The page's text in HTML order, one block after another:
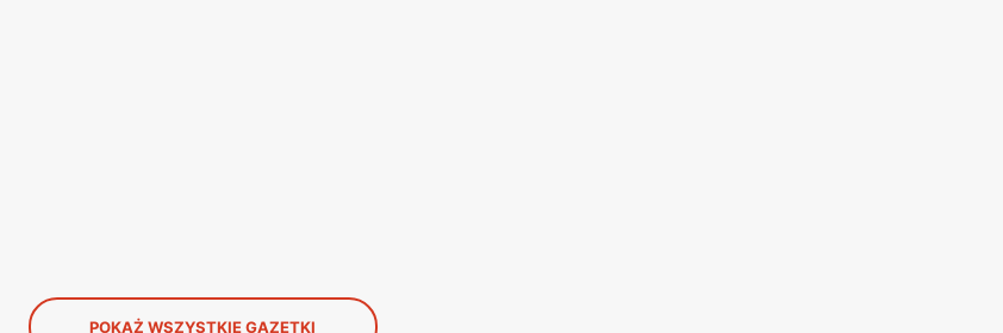
POKAŻ WSZYSTKIE GAZETKI